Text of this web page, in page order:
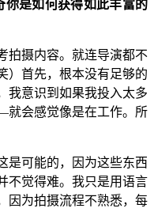
你是如何获得如此丰富的
拍摄内容。就连导演都不
）首先，根本没有足够的
我意识到如果我投入太多
会感觉像是在工作。所
是可能的，因为这些东西
不觉得难。我只是用语言
因为拍摄流程不熟悉，每